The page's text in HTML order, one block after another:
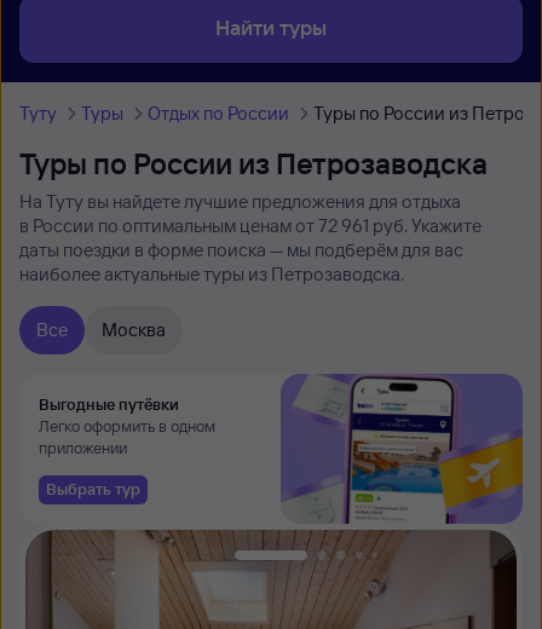
Найти туры
Туту Туры Отдых по России Туры по России из
Туры по России из Петрозаводска
На Туту вы найдете лучшие предложения для отдыха
в России по оптимальным ценам от 72 ⁠961 руб. Укажите
даты поездки в форме поиска — мы подберём для вас
наиболее актуальные туры из Петрозаводска.
Все Москва
Выгодные путёвки
Легко оформить в одном
приложении
Выбрать тур